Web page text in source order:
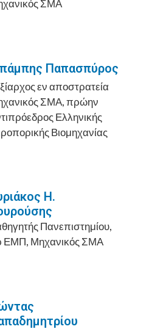
ΣΜΑ
Παπασπύρος
εν αποστρατεία
ΣΜΑ, πρώην
Ελληνικής
Βιομηχανίας
Η.
Πανεπιστημίου,
ΕΜΠ, Μηχανικός ΣΜΑ